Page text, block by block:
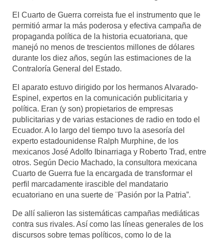
El Cuarto de Guerra correista fue el instrumento que le
permitió armar la más poderosa y efectiva campaña de
propaganda política de la historia ecuatoriana, que
manejó no menos de trescientos millones de dólares
durante los diez años, según las estimaciones de la
Contraloría General del Estado.
El aparato estuvo dirigido por los hermanos Alvarado-
Espinel, expertos en la comunicación publicitaria y
política. Eran (y son) propietarios de empresas
publicitarias y de varias estaciones de radio en todo el
Ecuador. A lo largo del tiempo tuvo la asesoría del
experto estadounidense Ralph Murphine, de los
mexicanos José Adolfo Ibinarriaga y Roberto Trad, entre
otros. Según Decio Machado, la consultora mexicana
Cuarto de Guerra fue la encargada de transformar el
perfil marcadamente irascible del mandatario
ecuatoriano en una suerte de ¨Pasión por la Patria”.
De allí salieron las sistemáticas campañas mediáticas
contra sus rivales. Así como las líneas generales de los
discursos sobre temas políticos, como lo de la